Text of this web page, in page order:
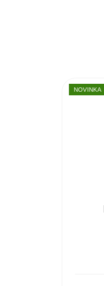
NOVINKA